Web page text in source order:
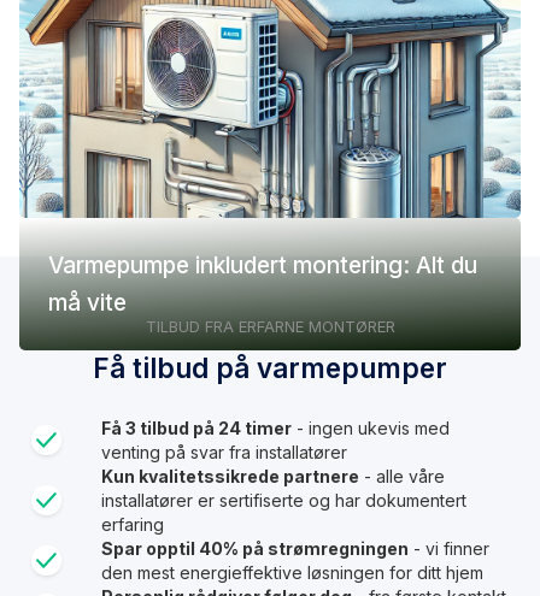
(pris, fordeler og ulemper)
Varmepumpe inkludert montering: Alt du
må vite
TILBUD FRA ERFARNE MONTØRER
Få tilbud på varmepumper
Få 3 tilbud på 24 timer - ingen ukevis med
venting på svar fra installatører
Kun kvalitetssikrede partnere - alle våre
installatører er sertifiserte og har dokumentert
erfaring
Spar opptil 40% på strømregningen - vi finner
den mest energieffektive løsningen for ditt hjem